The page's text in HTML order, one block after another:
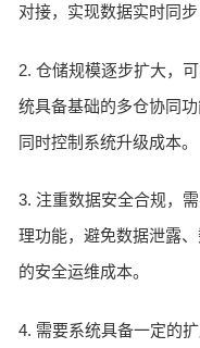
对接，实现数据实时同
2. 仓储规模逐步扩大，
统具备基础的多仓协同
同时控制系统升级成本。
3. 注重数据安全合规，
理功能，避免数据泄露
的安全运维成本。
4. 需要系统具备一定的